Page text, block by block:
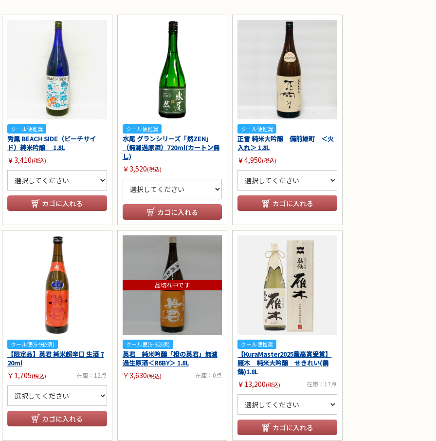
クール便推奨
秀鳳 BEACH SIDE（ビーチサイ
ド）純米吟醸 1.8L
￥3,410(税込)
カゴに入れる
クール便推奨
水尾 グランシリーズ「然ZEN」
（無濾過原酒）720ml(カートン無
し)
￥3,520(税込)
カゴに入れる
クール便推奨
正雪 純米大吟醸 備前雄町 ＜火
入れ＞ 1.8L
￥4,950(税込)
カゴに入れる
クール便(6-9必須)
【限定品】英君 純米超辛口 生酒 7
20ml
￥1,705(税込) 在庫：12点
カゴに入れる
品切れ中です
クール便(6-9必須)
英君 純米吟醸「橙の英君」無濾
過生原酒＜R6BY＞ 1.8L
￥3,630(税込) 在庫：0点
クール便推奨
【KuraMaster2025最高賞受賞】
雁木 純米大吟醸 せきれい(鶺
鴒)1.8L
￥13,200(税込) 在庫：17点
カゴに入れる